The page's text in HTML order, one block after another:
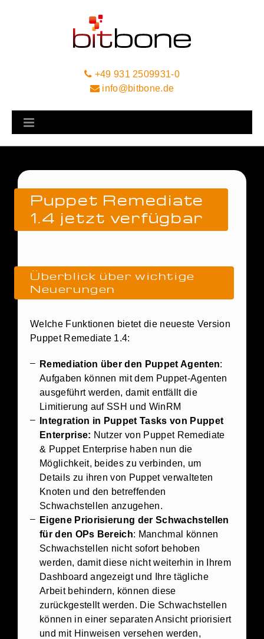
+49 931 2509931-0
info@bitbone.de
Puppet Remediate
1.4 jetzt verfügbar
Überblick über wichtige
Neuerungen
Welche Funktionen bietet die neueste Version
Puppet Remediate 1.4:
Remediation über den Puppet Agenten:
Aufgaben können mit dem Puppet-Agenten
ausgeführt werden, damit entfällt die
Limitierung auf SSH und WinRM
Integration in Puppet Tasks von Puppet
Enterprise: Nutzer von Puppet Remediate
& Puppet Enterprise haben nun die
Möglichkeit, beides zu verbinden, um
Details zu ihren von Puppet verwalteten
Knoten und den betreffenden
Schwachstellen anzugehen.
Eigene Priorisierung der Schwachstellen
für den OPs Bereich: Manchmal können
Schwachstellen nicht sofort behoben
werden, damit diese nicht weiterhin in Ihrem
Dashboard angezeigt und Ihre tägliche
Arbeit behindern, können diese
zurückgestellt werden. Die Schwachstellen
können in einer separaten Ansicht priorisiert
und mit Hinweisen versehen werden,